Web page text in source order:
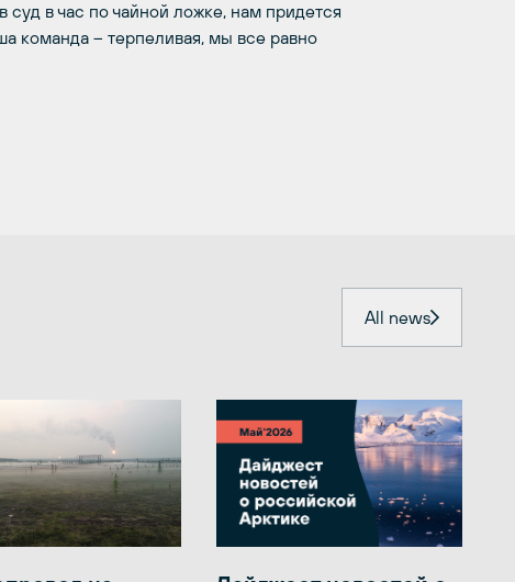
в час по чайной ложке, нам придется
команда – терпеливая, мы все равно
All news